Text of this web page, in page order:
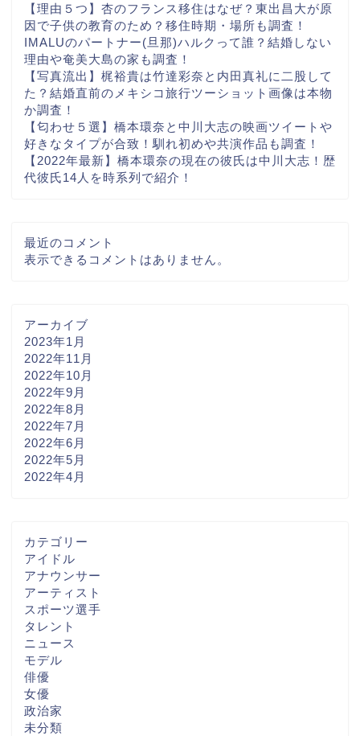
【理由５つ】杏のフランス移住はなぜ？東出昌大が原
因で子供の教育のため？移住時期・場所も調査！
IMALUのパートナー(旦那)ハルクって誰？結婚しない
理由や奄美大島の家も調査！
【写真流出】梶裕貴は竹達彩奈と内田真礼に二股して
た？結婚直前のメキシコ旅行ツーショット画像は本物
か調査！
【匂わせ５選】橋本環奈と中川大志の映画ツイートや
好きなタイプが合致！馴れ初めや共演作品も調査！
【2022年最新】橋本環奈の現在の彼氏は中川大志！歴
代彼氏14人を時系列で紹介！
最近のコメント
表示できるコメントはありません。
アーカイブ
2023年1月
2022年11月
2022年10月
2022年9月
2022年8月
2022年7月
2022年6月
2022年5月
2022年4月
カテゴリー
アイドル
アナウンサー
アーティスト
スポーツ選手
タレント
ニュース
モデル
俳優
女優
政治家
未分類